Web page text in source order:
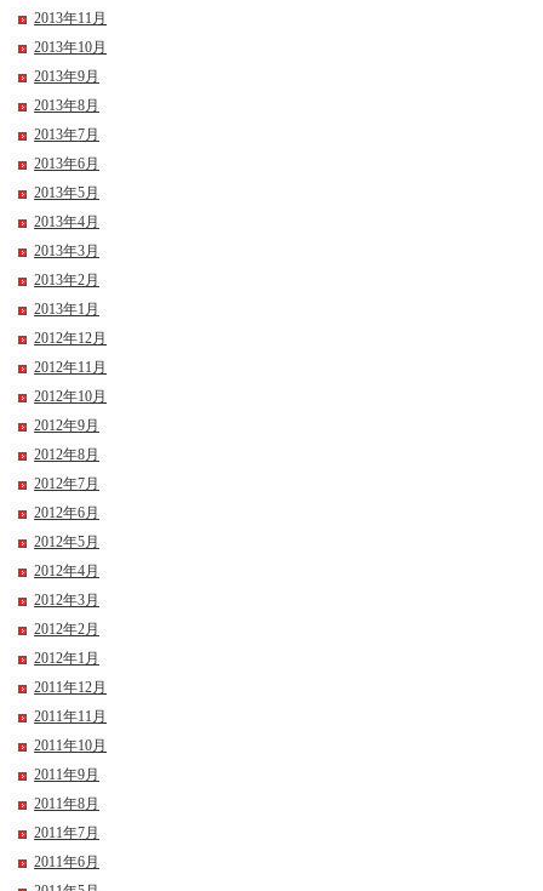
2013年11月
2013年10月
2013年9月
2013年8月
2013年7月
2013年6月
2013年5月
2013年4月
2013年3月
2013年2月
2013年1月
2012年12月
2012年11月
2012年10月
2012年9月
2012年8月
2012年7月
2012年6月
2012年5月
2012年4月
2012年3月
2012年2月
2012年1月
2011年12月
2011年11月
2011年10月
2011年9月
2011年8月
2011年7月
2011年6月